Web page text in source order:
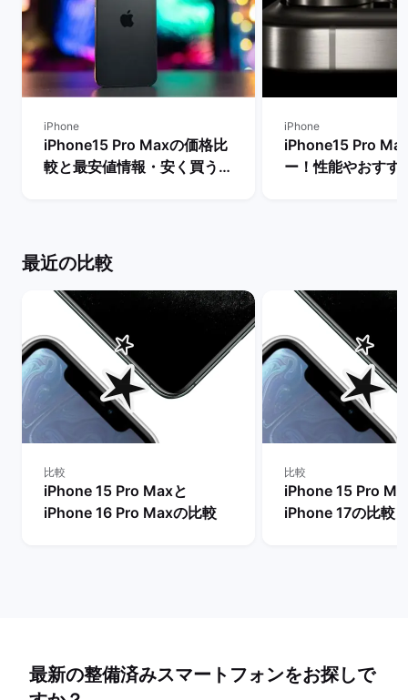
iPhone
iPhone15 Pro Maxの価格比
較と最安値情報・安く買う方
iPhone
iPhone15 Pro
ー！性能やおすす
最近の比較
比較
iPhone 15 Pro Maxと
iPhone 16 Pro Maxの比較
比較
iPhone 15 Pro
iPhone 17の比較
最新の整備済みスマートフォンをお探しで